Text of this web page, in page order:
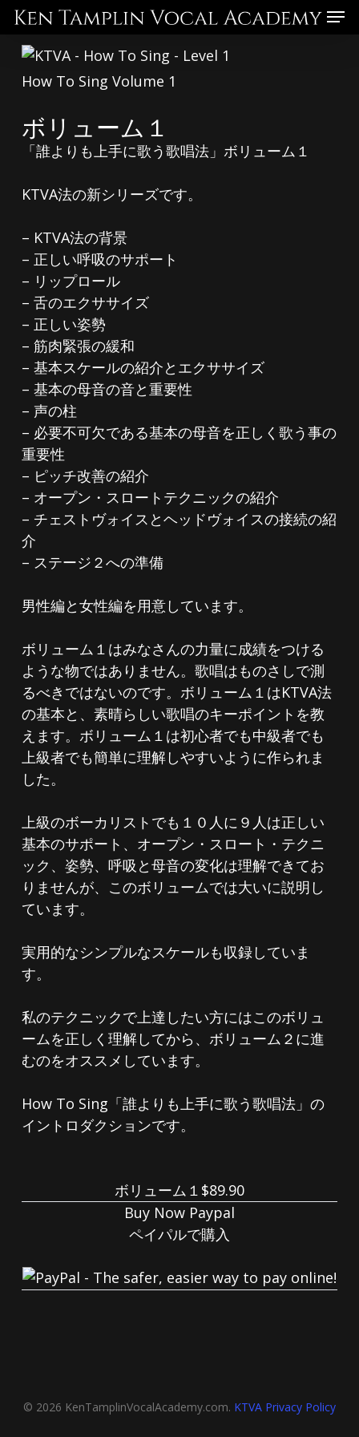
Skip
main
content
How To Sing Volume 1
ボリューム１
「誰よりも上手に歌う歌唱法」ボリューム１
KTVA法の新シリーズです。
– KTVA法の背景
– 正しい呼吸のサポート
– リップロール
– 舌のエクササイズ
– 正しい姿勢
– 筋肉緊張の緩和
– 基本スケールの紹介とエクササイズ
– 基本の母音の音と重要性
– 声の柱
– 必要不可欠である基本の母音を正しく歌う事の
重要性
– ピッチ改善の紹介
– オープン・スロートテクニックの紹介
– チェストヴォイスとヘッドヴォイスの接続の紹
介
– ステージ２への準備
男性編と女性編を用意しています。
ボリューム１はみなさんの力量に成績をつける
ような物ではありません。歌唱はものさしで測
るべきではないのです。ボリューム１はKTVA法
の基本と、素晴らしい歌唱のキーポイントを教
えます。ボリューム１は初心者でも中級者でも
上級者でも簡単に理解しやすいように作られま
した。
上級のボーカリストでも１０人に９人は正しい
基本のサポート、オープン・スロート・テクニ
ック、姿勢、呼吸と母音の変化は理解できてお
りませんが、このボリュームでは大いに説明し
ています。
実用的なシンプルなスケールも収録していま
す。
私のテクニックで上達したい方にはこのボリュ
ームを正しく理解してから、ボリューム２に進
むのをオススメしています。
How To Sing「誰よりも上手に歌う歌唱法」の
イントロダクションです。
ボリューム１$89.90
Buy Now Paypal
ペイパルで購入
© 2026 KenTamplinVocalAcademy.com. KTVA Privacy Policy
Menu